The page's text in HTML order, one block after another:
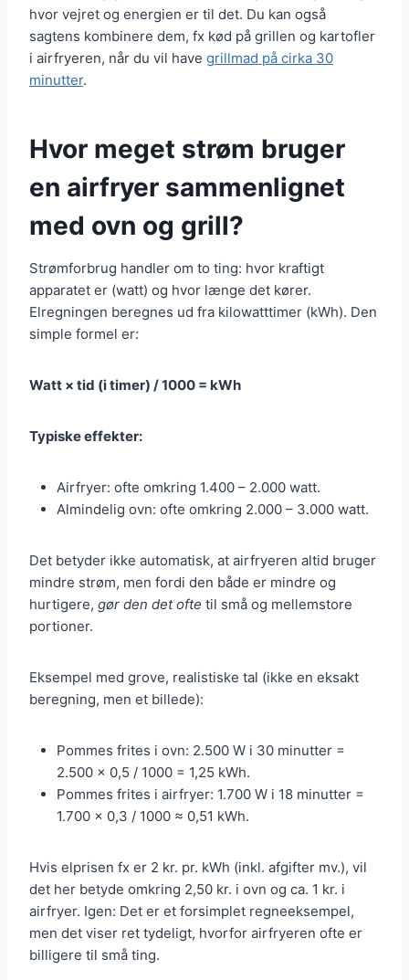
hvor vejret og energien er til det. Du kan også
sagtens kombinere dem, fx kød på grillen og kartofler
i airfryeren, når du vil have grillmad på cirka 30
minutter.
Hvor meget strøm bruger
en airfryer sammenlignet
med ovn og grill?
Strømforbrug handler om to ting: hvor kraftigt
apparatet er (watt) og hvor længe det kører.
Elregningen beregnes ud fra kilowatttimer (kWh). Den
simple formel er:
Watt × tid (i timer) / 1000 = kWh
Typiske effekter:
Airfryer: ofte omkring 1.400 – 2.000 watt.
Almindelig ovn: ofte omkring 2.000 – 3.000 watt.
Det betyder ikke automatisk, at airfryeren altid bruger
mindre strøm, men fordi den både er mindre og
hurtigere, gør den det ofte til små og mellemstore
portioner.
Eksempel med grove, realistiske tal (ikke en eksakt
beregning, men et billede):
Pommes frites i ovn: 2.500 W i 30 minutter =
2.500 × 0,5 / 1000 = 1,25 kWh.
Pommes frites i airfryer: 1.700 W i 18 minutter =
1.700 × 0,3 / 1000 ≈ 0,51 kWh.
Hvis elprisen fx er 2 kr. pr. kWh (inkl. afgifter mv.), vil
det her betyde omkring 2,50 kr. i ovn og ca. 1 kr. i
airfryer. Igen: Det er et forsimplet regneeksempel,
men det viser ret tydeligt, hvorfor airfryeren ofte er
billigere til små ting.